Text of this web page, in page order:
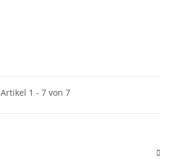
Artikel 1 - 7 von 7